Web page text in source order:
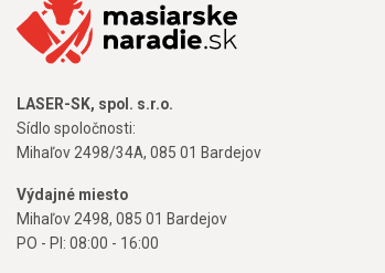
LASER-SK, spol. s.r.o.
Sídlo spoločnosti:
Mihaľov 2498/34A, 085 01 Bardejov
Výdajné miesto
Mihaľov 2498, 085 01 Bardejov
PO - PI: 08:00 - 16:00